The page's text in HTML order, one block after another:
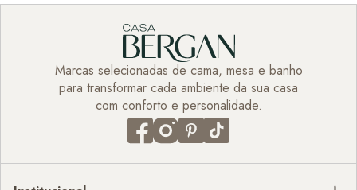
Marcas selecionadas de cama, mesa e banho
para transformar cada ambiente da sua casa
com conforto e personalidade.